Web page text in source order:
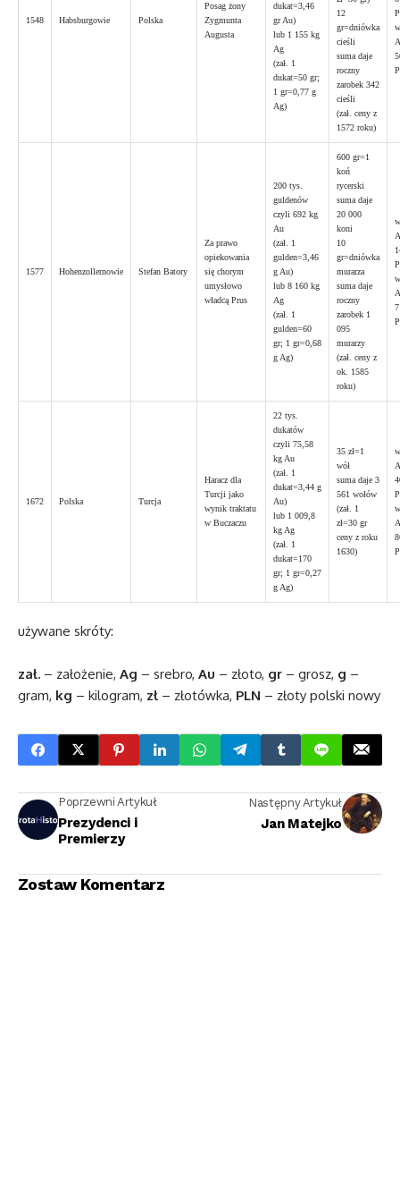
1548 Habsburgowie Polska
Posag żony
Zygmunta
Augusta
dukat=3,46
gr Au)
lub 1 155 kg
Ag
(zał. 1
dukat=50 gr;
1 gr=0,77 g
Ag)
12
gr=dniówka
cieśli
suma daje
roczny
zarobek 342
cieśli
(zał. ceny z
1572 roku)
1577 Hohenzollernowie Stefan Batory
Za prawo
opiekowania
się chorym
umysłowo
władcą Prus
200 tys.
guldenów
czyli 692 kg
Au
(zał. 1
gulden=3,46
g Au)
lub 8 160 kg
Ag
(zał. 1
gulden=60
gr; 1 gr=0,68
g Ag)
600 gr=1
koń
rycerski
suma daje
20 000
koni
10
gr=dniówka
murarza
suma daje
roczny
zarobek 1
095
murarzy
(zał. ceny z
ok. 1585
roku)
1672 Polska Turcja
Haracz dla
Turcji jako
wynik traktatu
w Buczaczu
22 tys.
dukatów
czyli 75,58
kg Au
(zał. 1
dukat=3,44 g
Au)
lub 1 009,8
kg Ag
(zał. 1
dukat=170
gr; 1 gr=0,27
g Ag)
35 zł=1
wół
suma daje 3
561 wołów
(zał. 1
zł=30 gr
ceny z roku
1630)
używane skróty:
zał. – założenie, Ag – srebro, Au – złoto, gr – grosz, g –
gram, kg – kilogram, zł – złotówka, PLN – złoty polski nowy
Poprzewni Artykuł
Prezydenci i
Premierzy
Następny Artykuł
Jan Matejko
Zostaw Komentarz